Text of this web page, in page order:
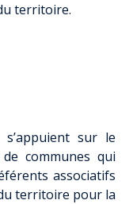
territoire.
sur le
communes qui
associatifs
territoire pour la